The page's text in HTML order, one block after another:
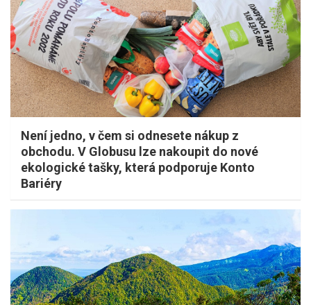
Není jedno, v čem si odnesete nákup z
obchodu. V Globusu lze nakoupit do nové
ekologické tašky, která podporuje Konto
Bariéry